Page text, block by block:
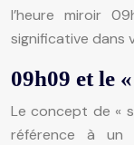
l’heure miroir
significative dans
09h09 et le
Le concept de «
référence à un